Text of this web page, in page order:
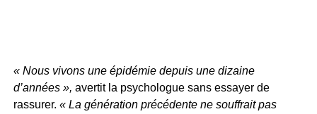
« Nous vivons une épidémie depuis une dizaine
d’années », avertit la psychologue sans essayer de
rassurer. « La génération précédente ne souffrait pas